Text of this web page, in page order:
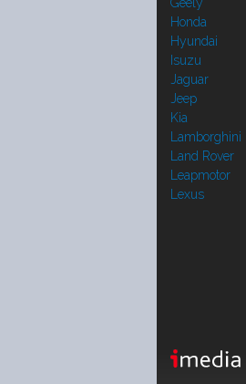
Honda
Hyundai
Isuzu
Jaguar
Jeep
Kia
Lamborghini
Land Rover
Leapmotor
Lexus